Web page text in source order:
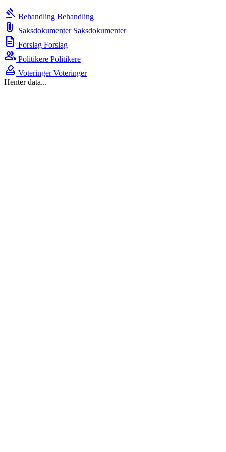
gavel Behandling Behandling
attach_file Saksdokumenter Saksdokumenter
description Forslag Forslag
group Politikere Politikere
how_to_vote Voteringer Voteringer
Henter data...